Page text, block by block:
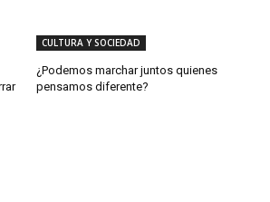
CULTURA Y SOCIEDAD
¿Podemos marchar juntos quienes
pensamos diferente?